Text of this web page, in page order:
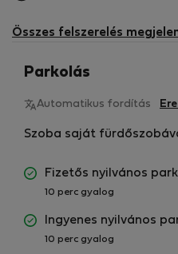
elérhető
Összes felszerelés
Parkolás
Automatikus fordítás
Szoba saját
Fizetős nyilvános
10 perc gyalog
Ingyenes nyilvános
10 perc gyalog